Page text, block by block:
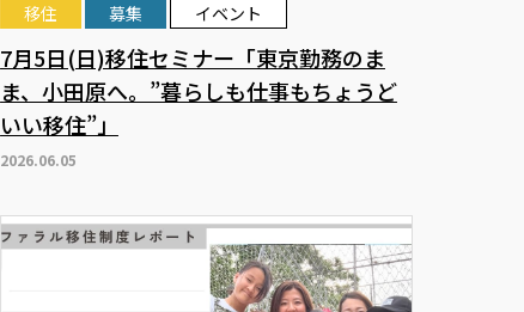
2026.06.05
移住 募集 イベント
7月5日(日)移住セミナー「東京勤務のま
ま、小田原へ。”暮らしも仕事もちょうど
いい移住”」